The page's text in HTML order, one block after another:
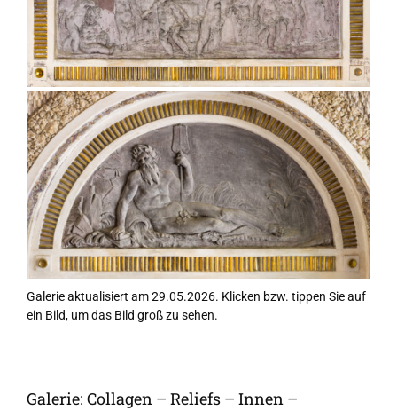
Galerie aktualisiert am 29.05.2026. Klicken bzw. tippen Sie auf
ein Bild, um das Bild groß zu sehen.
Galerie: Collagen – Reliefs – Innen –